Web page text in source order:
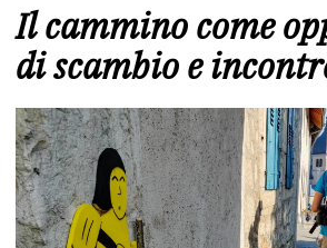
Il cammino come
di scambio e